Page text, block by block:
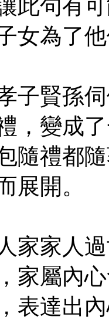
此句有
女為了
子賢孫
，變成
隨禮都
展開。
家家人
家屬內
表達出